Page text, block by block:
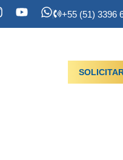
+55 (51) 3396